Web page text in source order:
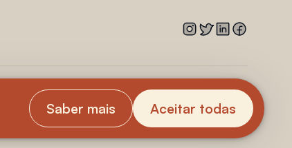
REGISTAR
Saber mais Aceitar todas